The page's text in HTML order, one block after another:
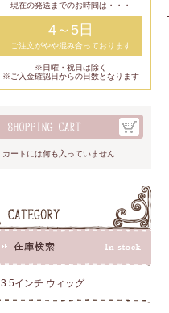
現在の発送までのお時間は・・・
4～5日
ご注文がやや混み合っております
※日曜・祝日は除く
※ご入金確認日からの日数となります
カートには何も入っていません
3.5インチ ウィッグ